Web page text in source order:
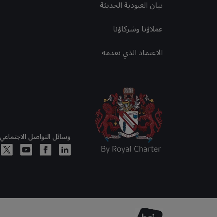
بيان العبودية الحديثة
عملاؤنا وشركاؤنا
الاعتماد الذي نقدمه
وسائل التواصل الاجتماعي